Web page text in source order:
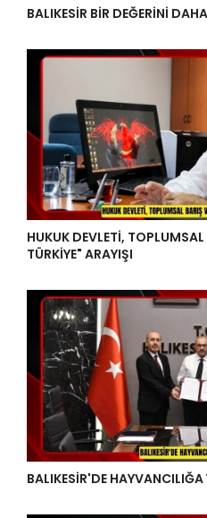
BALIKESİR BİR DEĞERİNİ
HUKUK DEVLETİ,
TÜRKİYE" ARAYIŞI
BALIKESİR'DE HAYVANCILIĞA